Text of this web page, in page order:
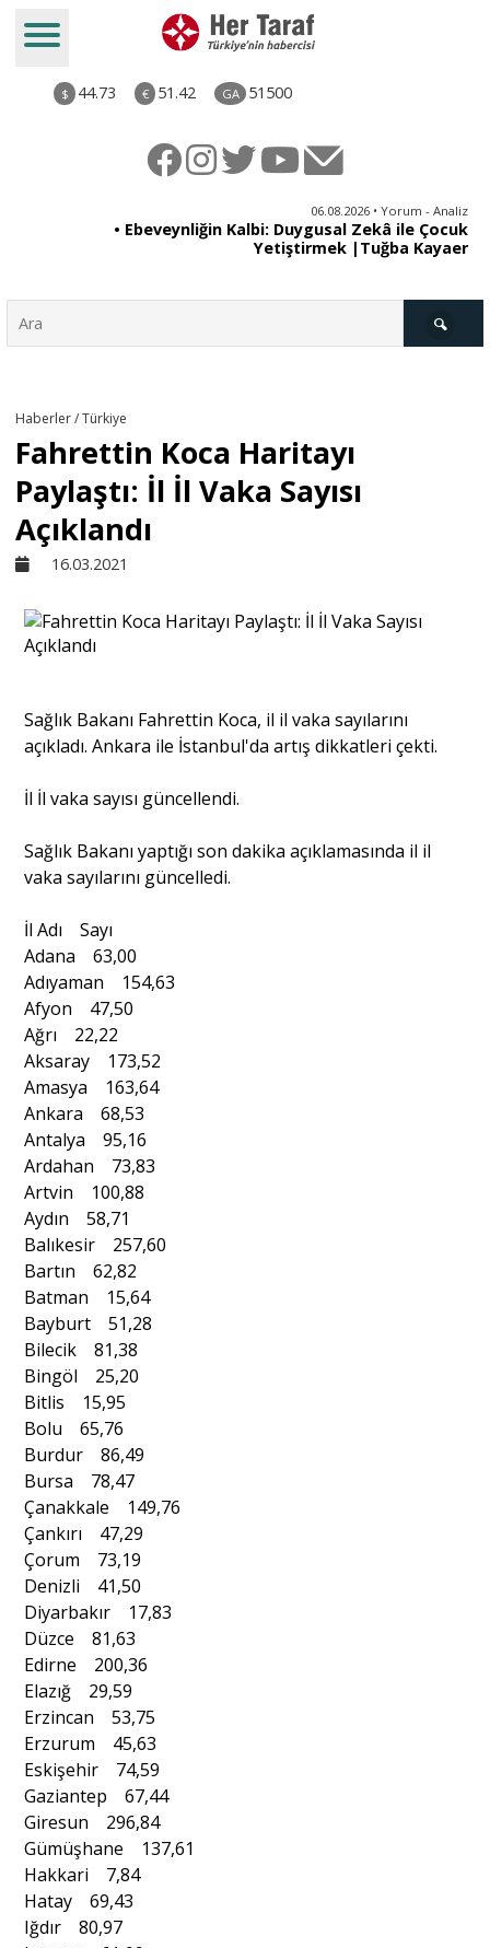
$ 44.73 € 51.42 GA 51500
06.08.2026 • Yorum - Analiz
• Ebeveynliğin Kalbi: Duygusal Zekâ ile Çocuk
Yetiştirmek |Tuğba Kayaer
Derkenar
Kültür - Sanat
Dünya
Haberler / Türkiye
Fahrettin Koca Haritayı
Paylaştı: İl İl Vaka Sayısı
Açıklandı
16.03.2021
Sağlık Bakanı Fahrettin Koca, il il vaka sayılarını
açıkladı. Ankara ile İstanbul'da artış dikkatleri çekti.
İl İl vaka sayısı güncellendi.
Sağlık Bakanı yaptığı son dakika açıklamasında il il
vaka sayılarını güncelledi.
İl Adı Sayı
Adana 63,00
Adıyaman 154,63
Afyon 47,50
Ağrı 22,22
Aksaray 173,52
Amasya 163,64
Ankara 68,53
Antalya 95,16
Ardahan 73,83
Artvin 100,88
Aydın 58,71
Balıkesir 257,60
Bartın 62,82
Batman 15,64
Bayburt 51,28
Bilecik 81,38
Bingöl 25,20
Bitlis 15,95
Bolu 65,76
Burdur 86,49
Bursa 78,47
Çanakkale 149,76
Çankırı 47,29
Çorum 73,19
Denizli 41,50
Diyarbakır 17,83
Düzce 81,63
Edirne 200,36
Elazığ 29,59
Erzincan 53,75
Erzurum 45,63
Eskişehir 74,59
Gaziantep 67,44
Giresun 296,84
Gümüşhane 137,61
Hakkari 7,84
Hatay 69,43
Iğdır 80,97